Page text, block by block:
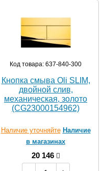
Код товара: 637-840-300
Кнопка смыва Oli SLIM,
двойной слив,
механическая, золото
(CG23000154962)
Наличие уточняйте Наличие
в магазинах
20 146